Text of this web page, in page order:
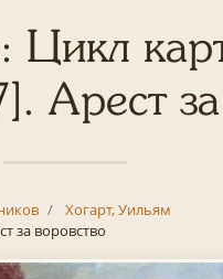
Цикл
Арест
Хогарт, Уильям
за воровство